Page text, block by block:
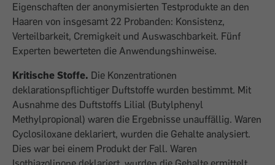
Eigenschaften der anonymisierten Testprodukte an den
Haaren von insgesamt 22 Probanden: Konsistenz,
Verteilbarkeit, Cremigkeit und Auswaschbarkeit. Fünf
Experten bewerteten die Anwendungshinweise.
Kritische Stoffe. Die Konzentrationen
deklarationspflichtiger Duftstoffe wurden bestimmt. Mit
Ausnahme des Duftstoffs Lilial (Butylphenyl
Methylpropional) waren die Ergebnisse unauffällig. Waren
Cyclosiloxane deklariert, wurden die Gehalte analysiert.
Dies war bei einem Produkt der Fall. Waren